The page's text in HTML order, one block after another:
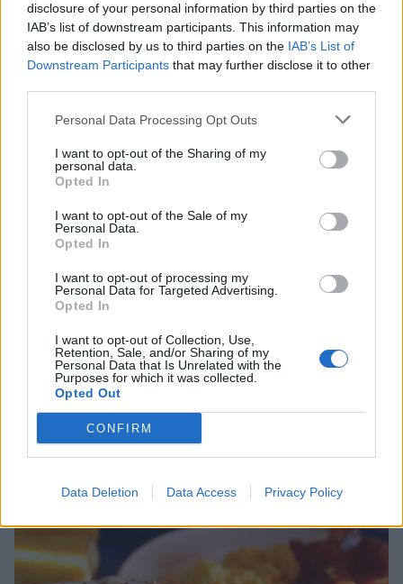
disclosure of your personal information by third parties on the
IAB’s list of downstream participants. This information may
also be disclosed by us to third parties on the IAB’s List of
Downstream Participants that may further disclose it to other
Personal Data Processing Opt Outs
I want to opt-out of the Sharing of my
personal data.
Opted In
I want to opt-out of the Sale of my
Personal Data.
Opted In
I want to opt-out of processing my
Personal Data for Targeted Advertising.
Opted In
I want to opt-out of Collection, Use,
Retention, Sale, and/or Sharing of my
Personal Data that Is Unrelated with the
Purposes for which it was collected.
Opted Out
CONFIRM
Data Deletion Data Access Privacy Policy
bröd, juicer och annat gott att välja på. Mycket färsk
med nötter hamnade på mina tallrikar